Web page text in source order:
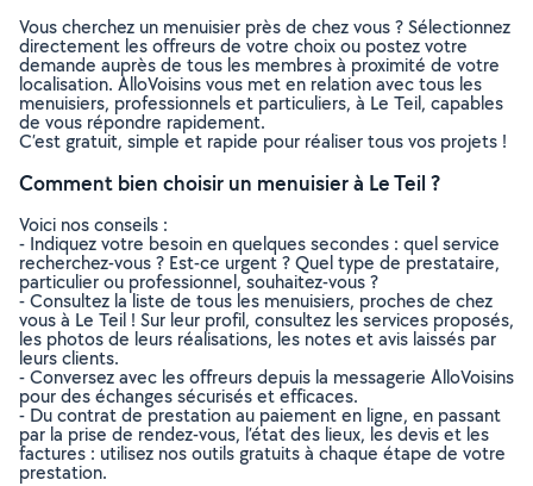
Vous cherchez un menuisier près de chez vous ? Sélectionnez
directement les offreurs de votre choix ou postez votre
demande auprès de tous les membres à proximité de votre
localisation. AlloVoisins vous met en relation avec tous les
menuisiers, professionnels et particuliers, à Le Teil, capables
de vous répondre rapidement.
C’est gratuit, simple et rapide pour réaliser tous vos projets !
Comment bien choisir un menuisier à Le Teil ?
Voici nos conseils :
- Indiquez votre besoin en quelques secondes : quel service
recherchez-vous ? Est-ce urgent ? Quel type de prestataire,
particulier ou professionnel, souhaitez-vous ?
- Consultez la liste de tous les menuisiers, proches de chez
vous à Le Teil ! Sur leur profil, consultez les services proposés,
les photos de leurs réalisations, les notes et avis laissés par
leurs clients.
- Conversez avec les offreurs depuis la messagerie AlloVoisins
pour des échanges sécurisés et efficaces.
- Du contrat de prestation au paiement en ligne, en passant
par la prise de rendez-vous, l’état des lieux, les devis et les
factures : utilisez nos outils gratuits à chaque étape de votre
prestation.